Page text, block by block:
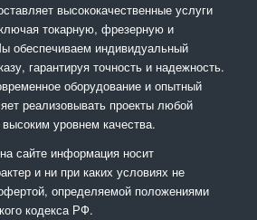
высококачественные услуги
токарную, фрезерную и
обеспечиваем индивидуальный
гарантируя точность и надежность.
оборудование и опытный
реализовывать проекты любой
уровнем качества.
сайте информация носит
и ни при каких условиях не
определяемой положениями
кодекса РФ.